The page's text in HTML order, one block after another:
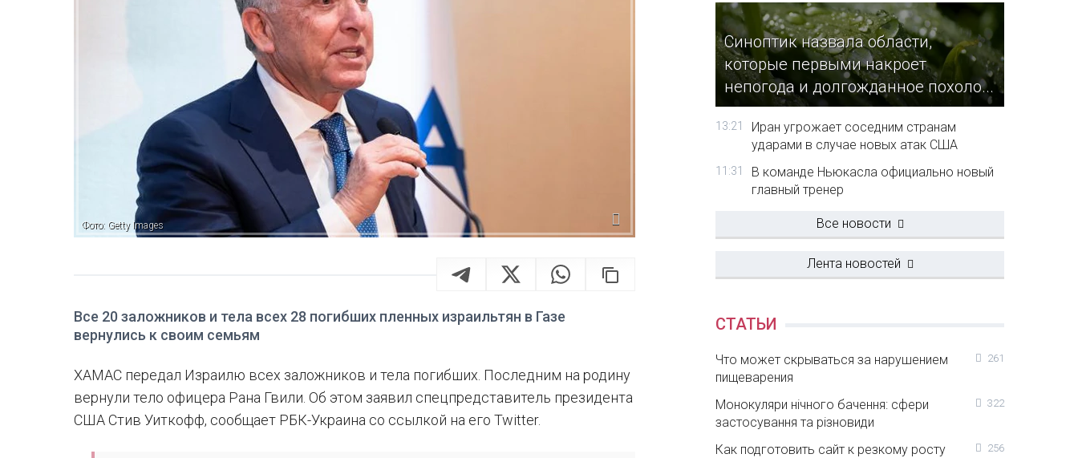
Фото: Getty Images
Все 20 заложников и тела всех 28 погибших пленных израильтян в Газе
вернулись к своим семьям
ХАМАС передал Израилю всех заложников и тела погибших. Последним на родину
вернули тело офицера Рана Гвили. Об этом заявил спецпредставитель президента
США Стив Уиткофф, сообщает РБК-Украина со ссылкой на его Twitter.
Синоптик назвала области,
которые первыми накроет
непогода и долгожданное похоло...
13:21
Иран угрожает соседним странам
ударами в случае новых атак США
11:31
В команде Ньюкасла официально новый
главный тренер
Все новости
Лента новостей
СТАТЬИ
Что может скрываться за нарушением
пищеварения
261
Монокуляри нічного бачення: сфери
застосування та різновиди
322
Как подготовить сайт к резкому росту
256